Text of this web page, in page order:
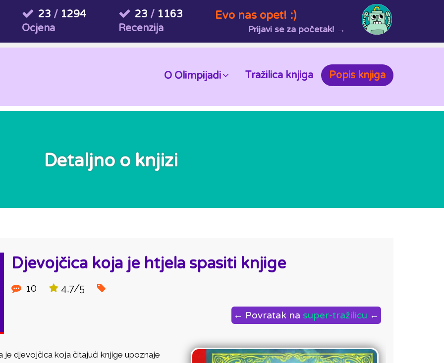
23 / 1294
Ocjena
23 / 1163
Recenzija
Evo nas opet! :)
Prijavi se za početak! →
O Olimpijadi Tražilica knjiga Popis knjiga
Detaljno o knjizi
Djevojčica koja je htjela spasiti knjige
10 4,7/5
← Povratak na super-tražilicu ←
je djevojčica koja čitajući knjige upoznaje